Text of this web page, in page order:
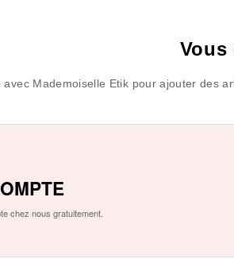
Vous
Mademoiselle Etik pour ajouter des
chez nous gratuitement.